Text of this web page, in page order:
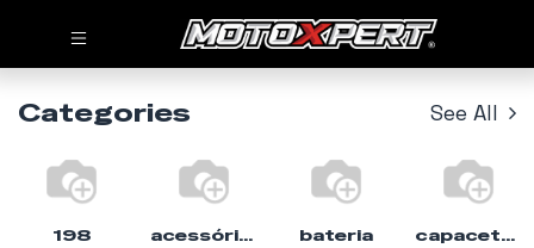
Categories See All
198 acessórios bateria capacete%moto